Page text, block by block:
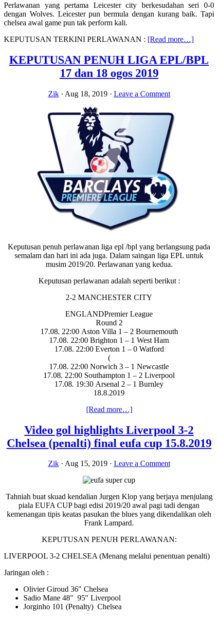
Perlawanan yang pertama Leicester city berkesudahan seri 0-0
dengan Wolves. Leicester pun bermula dengan kurang baik. Tapi
chelsea awal game pun tak perform kali.
KEPUTUSAN TERKINI PERLAWANAN : [Read more…]about
terkini
Chelsea
KEPUTUSAN PENUH LIGA EPL/BPL
17 dan 18 ogos 2019
Zik· Aug 18, 2019· Leave a Comment
Keputusan penuh perlawanan liga epl /bpl yang berlangsung pada
semalam dan hari ini ada juga. Dalam saingan liga EPL untuk
musim 2019/20. Perlawanan yang kedua.
Keputusan perlawanan adalah seperti berikut :
2-2 MANCHESTER CITY
ENGLANDPremier League
Round 2
17.08. 22:00 Aston Villa 1 – 2 Bournemouth
17.08. 22:00 Brighton 1 – 1 West Ham
17.08. 22:00 Everton 1 – 0 Watford
(
17.08. 22:00 Norwich 3 – 1 Newcastle
17.08. 22:00 Southampton 1 – 2 Liverpool
17.08. 19:30 Arsenal 2 – 1 Burnley
18.8.2019
[Read more…]about
PENUH
LIGA
EPL/BPL
dan
ogos
Video gol highlights Liverpool 3-2
Chelsea (penalti) final eufa cup 15.8.2019
Zik· Aug 15, 2019· Leave a Comment
Tahniah buat skuad kendalian Jurgen Klop yang berjaya menjulang
piala EUFA CUP bagi edisi 2019/20 awal pagi tadi dengan
kemenangan tipis keatas pasukan the blues yang dikendalikan oleh
Frank Lampard.
KEPUTUSAN PENUH PERLAWANAN:
LIVERPOOL 3-2 CHELSEA (Menang melalui penentuan penalti)
Jaringan oleh :
Olivier Giroud 36″ Chelsea
Sadio Mane 48″ 95″ Liverpool
Jorginho 101 (Penalty) Chelsea